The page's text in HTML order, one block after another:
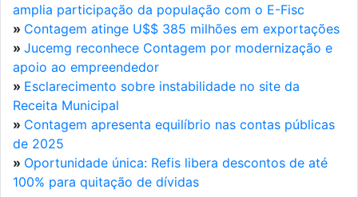
amplia participação da população com o E-Fisc
» Contagem atinge U$$ 385 milhões em exportações
» Jucemg reconhece Contagem por modernização e
apoio ao empreendedor
» Esclarecimento sobre instabilidade no site da
Receita Municipal
» Contagem apresenta equilíbrio nas contas públicas
de 2025
» Oportunidade única: Refis libera descontos de até
100% para quitação de dívidas